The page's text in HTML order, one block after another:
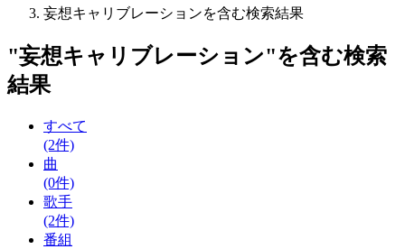
妄想キャリブレーションを含む検索結果
"妄想キャリブレーション"を含む検索
結果
すべて
(2件)
曲
(0件)
歌手
(2件)
番組